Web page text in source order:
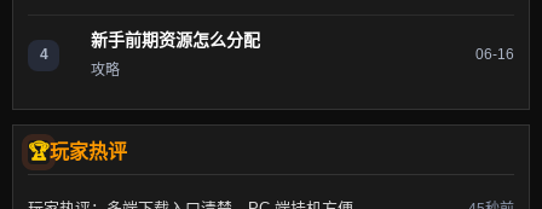
4
新手前期资源怎么分配
攻略
06-16
玩家热评